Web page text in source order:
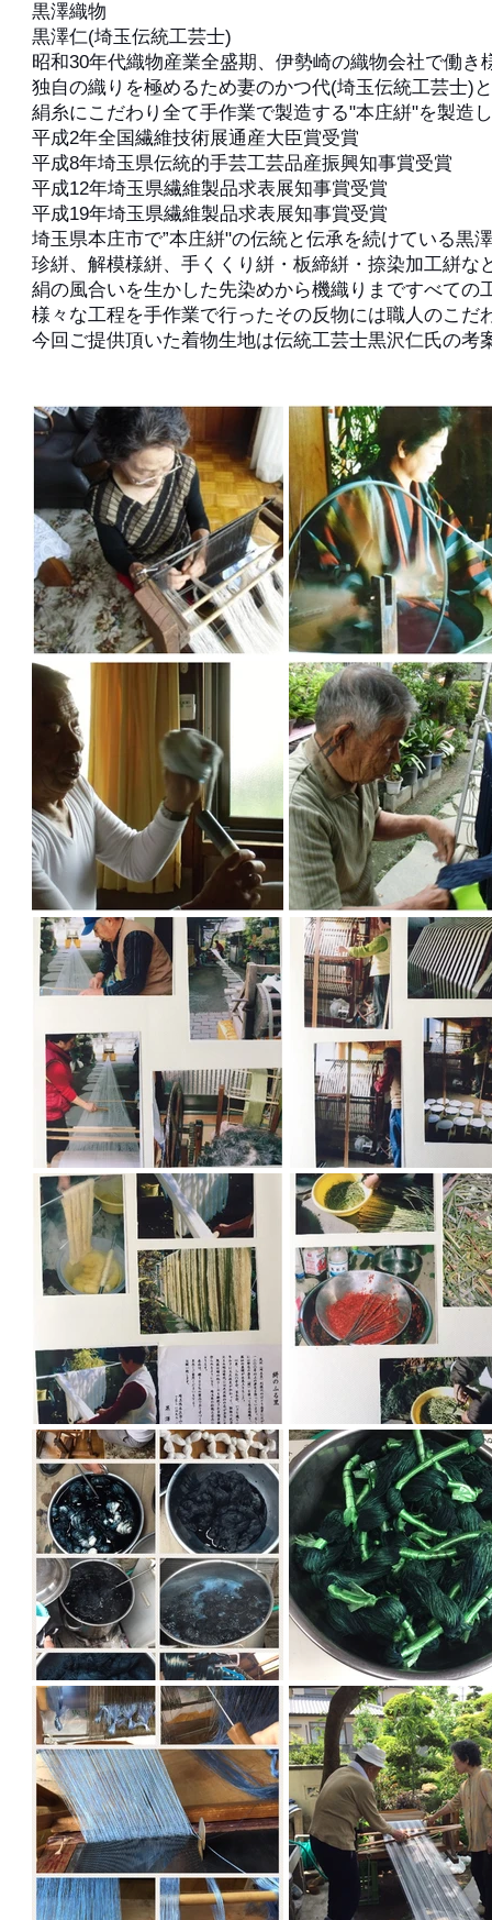
黒澤織物
黒澤仁(埼玉伝統工芸士)
昭和30年代織物産業全盛期、伊勢崎の織物会社で働き
独自の織りを極めるため妻のかつ代(埼玉伝統工芸士)
絹糸にこだわり全て手作業で製造する"本庄絣"を製造
平成2年全国繊維技術展通産大臣賞受賞
平成8年埼玉県伝統的手芸工芸品産振興知事賞受賞
平成12年埼玉県繊維製品求表展知事賞受賞
平成19年埼玉県繊維製品求表展知事賞受賞
埼玉県本庄市で”本庄絣"の伝統と伝承を続けている黒
珍絣、解模様絣、手くくり絣・板締絣・捺染加工絣な
絹の風合いを生かした先染めから機織りまですべての
様々な工程を手作業で行ったその反物には職人のこだ
今回ご提供頂いた着物生地は伝統工芸士黒沢仁氏の